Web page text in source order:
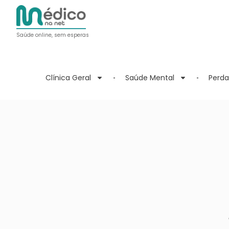
Saúde online, sem esperas
Clínica Geral Saúde Mental